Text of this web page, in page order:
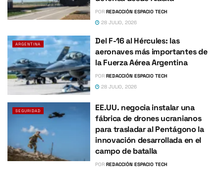
POR REDACCIÓN ESPACIO TECH
28 JULIO, 2026
ARGENTINA
Del F-16 al Hércules: las
aeronaves más importantes de
la Fuerza Aérea Argentina
POR REDACCIÓN ESPACIO TECH
28 JULIO, 2026
SEGURIDAD
EE.UU. negocia instalar una
fábrica de drones ucranianos
para trasladar al Pentágono la
innovación desarrollada en el
campo de batalla
POR REDACCIÓN ESPACIO TECH